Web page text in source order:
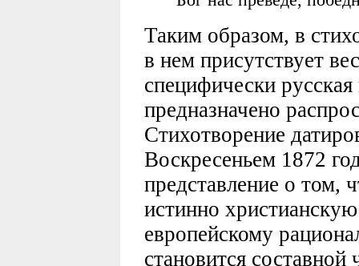
Таким образом, в
в нем присутствует
специфически
предназначено
Стихотворение
Воскресеньем 1872
представление о том,
истинно
европейскому
становится составной